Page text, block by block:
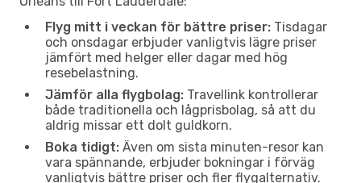
Flyg mitt i veckan för bättre priser: Tisdagar
och onsdagar erbjuder vanligtvis lägre priser
jämfört med helger eller dagar med hög
resebelastning.
Jämför alla flygbolag: Travellink kontrollerar
både traditionella och lågprisbolag, så att du
aldrig missar ett dolt guldkorn.
Boka tidigt: Även om sista minuten-resor kan
vara spännande, erbjuder bokningar i förväg
vanligtvis bättre priser och fler flygalternativ.